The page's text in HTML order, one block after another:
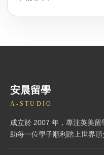
安晨留學
A-STUDIO
成立於 2007 年，專注英美
助每一位學子順利踏上世界頂